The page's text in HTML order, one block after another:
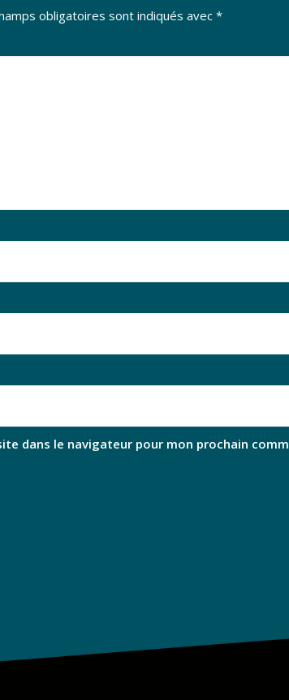
obligatoires sont indiqués avec *
dans le navigateur pour mon prochain